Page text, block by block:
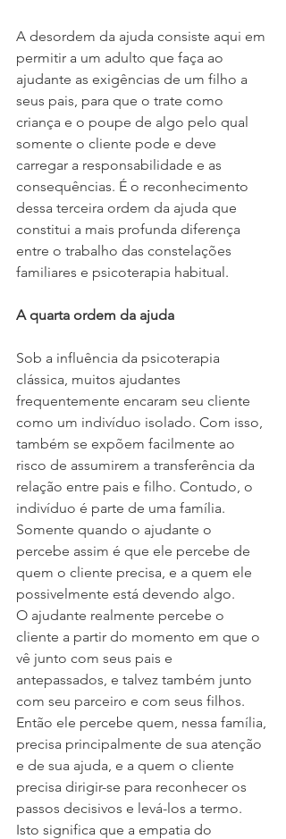
A desordem da ajuda consiste aqui em
permitir a um adulto que faça ao
ajudante as exigências de um filho a
seus pais, para que o trate como
criança e o poupe de algo pelo qual
somente o cliente pode e deve
carregar a responsabilidade e as
consequências. É o reconhecimento
dessa terceira ordem da ajuda que
constitui a mais profunda diferença
entre o trabalho das constelações
familiares e psicoterapia habitual.
A quarta ordem da ajuda
Sob a influência da psicoterapia
clássica, muitos ajudantes
frequentemente encaram seu cliente
como um indivíduo isolado. Com isso,
também se expõem facilmente ao
risco de assumirem a transferência da
relação entre pais e filho. Contudo, o
indivíduo é parte de uma família.
Somente quando o ajudante o
percebe assim é que ele percebe de
quem o cliente precisa, e a quem ele
possivelmente está devendo algo.
O ajudante realmente percebe o
cliente a partir do momento em que o
vê junto com seus pais e
antepassados, e talvez também junto
com seu parceiro e com seus filhos.
Então ele percebe quem, nessa família,
precisa principalmente de sua atenção
e de sua ajuda, e a quem o cliente
precisa dirigir-se para reconhecer os
passos decisivos e levá-los a termo.
Isto significa que a empatia do